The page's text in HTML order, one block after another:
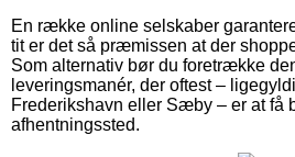
En række online selskaber
tit er det så præmissen at der
Som alternativ bør du foretrække
leveringsmanér, der oftest –
Frederikshavn eller Sæby – er at få
afhentningssted.